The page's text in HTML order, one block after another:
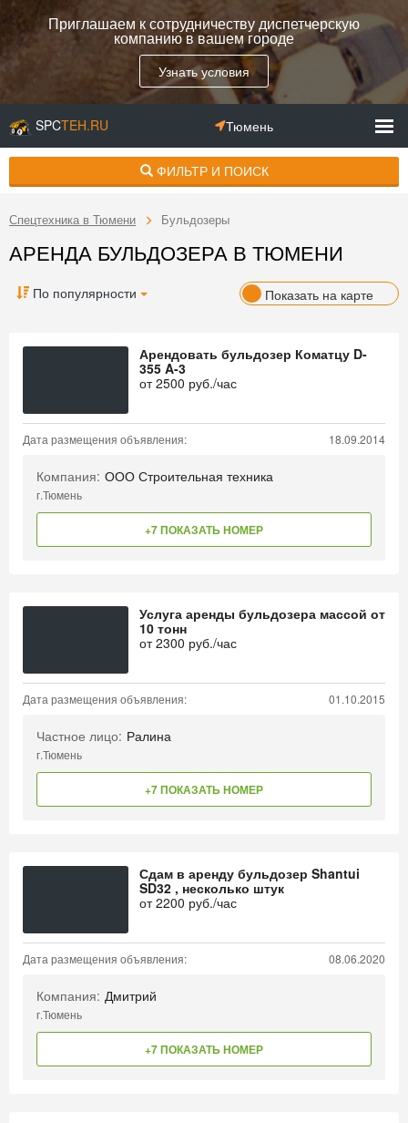
Приглашаем к сотрудничеству диспетчерскую
компанию в вашем городе
Узнать условия
SPCTEH.RU Тюмень
ФИЛЬТР И ПОИСК
Спецтехника в Тюмени Бульдозеры
АРЕНДА БУЛЬДОЗЕРА В ТЮМЕНИ
По популярности Показать на карте
Арендовать бульдозер Коматцу D-
355 A-3
от2500 руб./час
Дата размещения объявления: 18.09.2014
Компания: ООО Строительная техника
г.Тюмень
+7 ПОКАЗАТЬ НОМЕР
Услуга аренды бульдозера массой от
10 тонн
от2300 руб./час
Дата размещения объявления: 01.10.2015
Частное лицо: Ралина
г.Тюмень
+7 ПОКАЗАТЬ НОМЕР
Сдам в аренду бульдозер Shantui
SD32 , несколько штук
от2200 руб./час
Дата размещения объявления: 08.06.2020
Компания: Дмитрий
г.Тюмень
+7 ПОКАЗАТЬ НОМЕР